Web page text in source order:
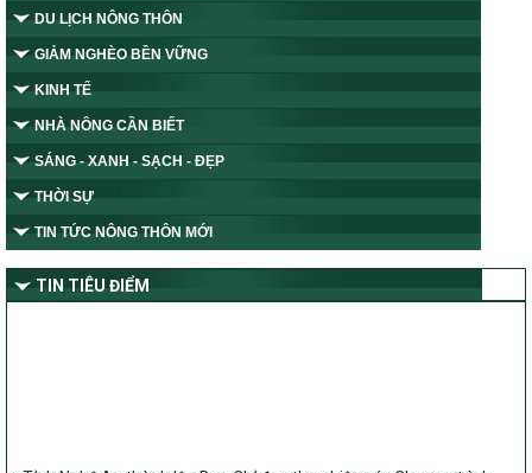
DU LỊCH NÔNG THÔN
GIẢM NGHÈO BỀN VỮNG
KINH TẾ
NHÀ NÔNG CẦN BIẾT
SÁNG - XANH - SẠCH - ĐẸP
THỜI SỰ
TIN TỨC NÔNG THÔN MỚI
TIN TIÊU ĐIỂM